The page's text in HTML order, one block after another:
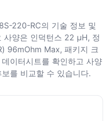
220-RC의 기술 정보 및
사양은 인덕턴스 22 µH, 정
96mOhm Max, 패키지 크
이터시트를 확인하고 사양
를 비교할 수 있습니다.